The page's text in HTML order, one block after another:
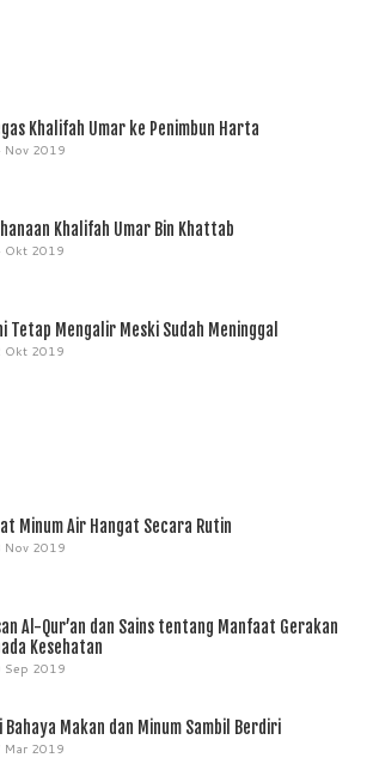
Khalifah Umar ke Penimbun Harta
Nov 2019
Khalifah Umar Bin Khattab
Okt 2019
Tetap Mengalir Meski Sudah Meninggal
Okt 2019
Minum Air Hangat Secara Rutin
Nov 2019
Al-Qur’an dan Sains tentang Manfaat Gerakan
Kesehatan
Sep 2019
Bahaya Makan dan Minum Sambil Berdiri
Mar 2019